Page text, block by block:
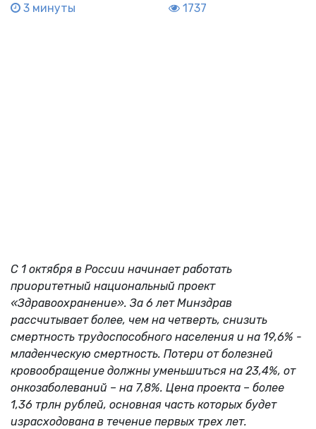
3 минуты
1737
С 1 октября в России начинает работать
приоритетный национальный проект
«Здравоохранение». За 6 лет Минздрав
рассчитывает более, чем на четверть, снизить
смертность трудоспособного населения и на 19,6% -
младенческую смертность. Потери от болезней
кровообращение должны уменьшиться на 23,4%, от
онкозаболеваний – на 7,8%. Цена проекта – более
1,36 трлн рублей, основная часть которых будет
израсходована в течение первых трех лет.